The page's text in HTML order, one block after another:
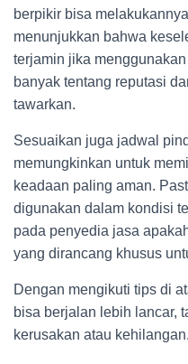
berpikir bisa
menunjukkan bahwa
terjamin jika
banyak tentang reputasi
tawarkan.
Sesuaikan juga jadwal
memungkinkan untuk
keadaan paling aman.
digunakan dalam kondisi
pada penyedia jasa
yang dirancang khusus
Dengan mengikuti tips di
bisa berjalan lebih lancar,
kerusakan atau kehilangan.